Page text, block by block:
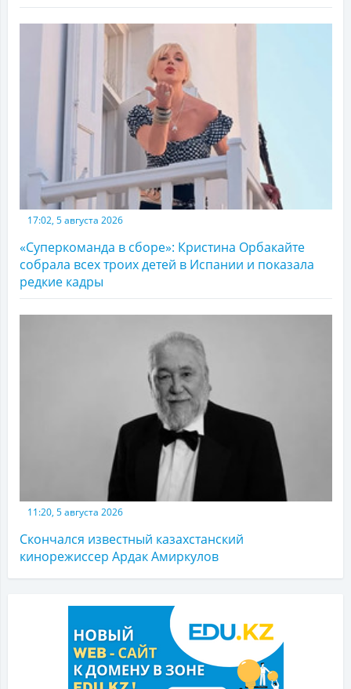
17:02, 5 августа 2026
«Суперкоманда в сборе»: Кристина Орбакайте
собрала всех троих детей в Испании и показала
редкие кадры
11:20, 5 августа 2026
Скончался известный казахстанский
кинорежиссер Ардак Амиркулов